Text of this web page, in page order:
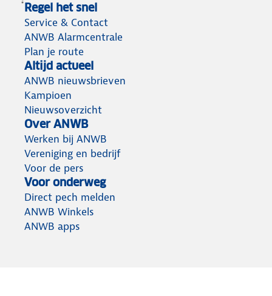
Regel het snel
Service & Contact
ANWB Alarmcentrale
Plan je route
Altijd actueel
ANWB nieuwsbrieven
Kampioen
Nieuwsoverzicht
Over ANWB
Werken bij ANWB
Vereniging en bedrijf
Voor de pers
Voor onderweg
Direct pech melden
ANWB Winkels
ANWB apps